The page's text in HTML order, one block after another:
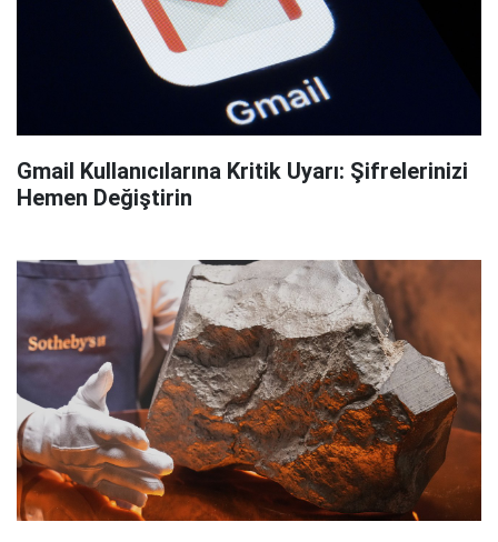
Gmail Kullanıcılarına Kritik Uyarı: Şifrelerinizi
Hemen Değiştirin